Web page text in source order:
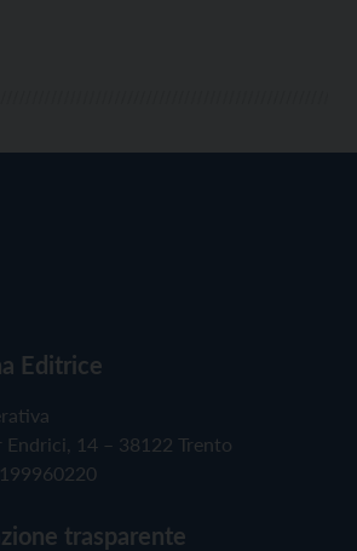
Editrice
14 – 38122 Trento
trasparente